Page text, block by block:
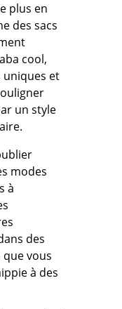
plus en
des sacs
cool,
uniques et
un style
modes
à
des
vous
à des